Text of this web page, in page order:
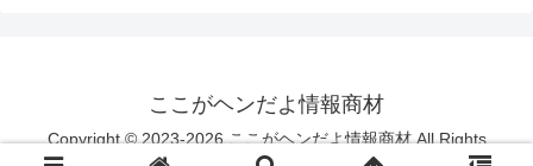
ここがヘンだよ情報商材
Copyright © 2023-2026 ここがヘンだよ情報商材 All Rights